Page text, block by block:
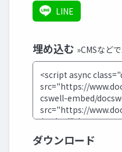
LINE
埋め込む »CMSなど
ダウンロード